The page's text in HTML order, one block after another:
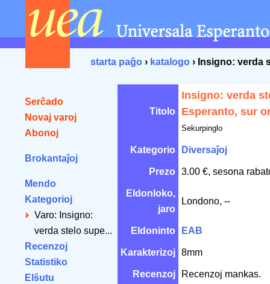
starta paĝo › katalogo › Insigno: verda
Serĉado
Novaj varoj
Abonoj
Brokantaĵoj
Mendo
Kategorioj
Varo: Insigno:
verda stelo supe...
Recenzoj
Statistiko
Elŝutu
Titolo
Insigno: verda
Esperanto, sur
Sekurpinglo
Kategorio Diversaĵoj
Prezo 3.00 €, sesona
Eldonloko,
jaro
Londono, --
Eldoninto EAB
Karakterizoj 8mm
Recenzoj Recenzoj mankas.